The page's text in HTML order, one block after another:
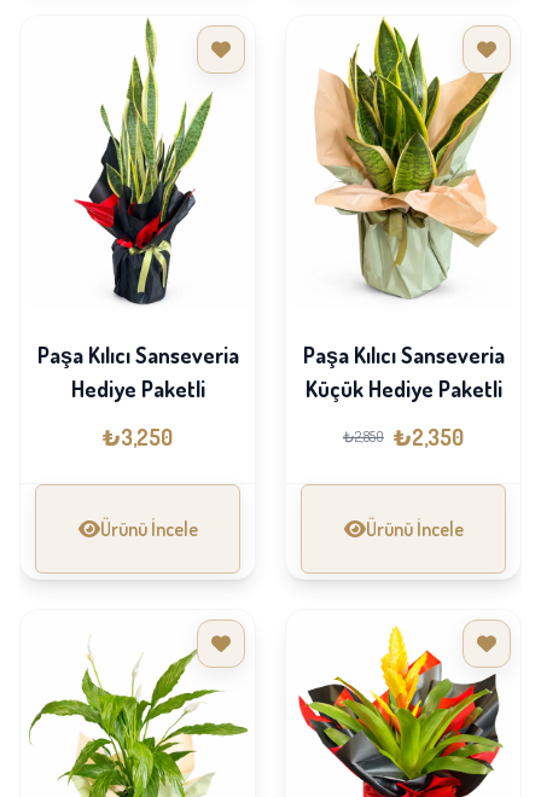
Paşa Kılıcı Sanseveria
Hediye Paketli
₺3,250
Ürünü İncele
Paşa Kılıcı Sanseveria
Küçük Hediye Paketli
₺2,850 ₺2,350
Ürünü İncele